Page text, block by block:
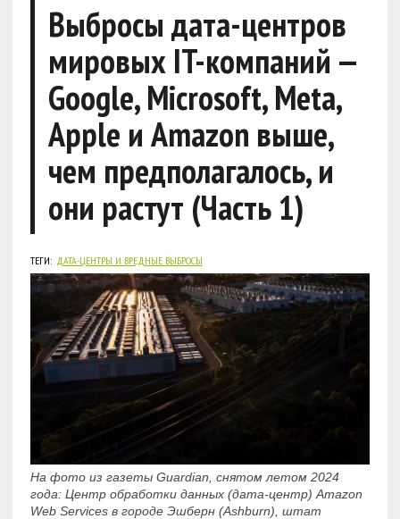
Выбросы дата-центров
мировых IT-компаний —
Google, Microsoft, Meta,
Apple и Amazon выше,
чем предполагалось, и
они растут (Часть 1)
ТЕГИ: ДАТА-ЦЕНТРЫ И ВРЕДНЫЕ ВЫБРОСЫ
На фото из газеты Guardian, снятом летом 2024
года: Центр обработки данных (дата-центр) Amazon
Web Services в городе Эшберн (Ashburn), штат